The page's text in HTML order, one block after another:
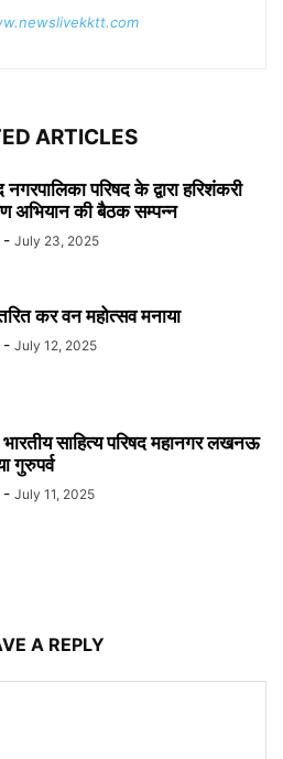
ARTICLES
नगरपालिका परिषद के द्वारा हरिशंकरी
अभियान की बैठक सम्पन्न
- July 23, 2025
कर वन महोत्सव मनाया
- July 12, 2025
साहित्य परिषद महानगर लखनऊ
गुरुपर्व
- July 11, 2025
A REPLY